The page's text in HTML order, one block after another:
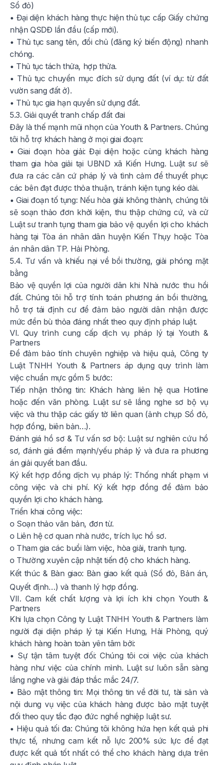
Sổ đỏ)
• Đại diện khách hàng thực hiện thủ tục cấp Giấy chứng
nhận QSDĐ lần đầu (cấp mới).
• Thủ tục sang tên, đổi chủ (đăng ký biến động) nhanh
chóng.
• Thủ tục tách thửa, hợp thửa.
• Thủ tục chuyển mục đích sử dụng đất (ví dụ: từ đất
vườn sang đất ở).
• Thủ tục gia hạn quyền sử dụng đất.
5.3. Giải quyết tranh chấp đất đai
Đây là thế mạnh mũi nhọn của Youth & Partners. Chúng
tôi hỗ trợ khách hàng ở mọi giai đoạn:
• Giai đoạn hòa giải: Đại diện hoặc cùng khách hàng
tham gia hòa giải tại UBND xã Kiến Hưng. Luật sư sẽ
đưa ra các căn cứ pháp lý và tình cảm để thuyết phục
các bên đạt được thỏa thuận, tránh kiện tụng kéo dài.
• Giai đoạn tố tụng: Nếu hòa giải không thành, chúng tôi
sẽ soạn thảo đơn khởi kiện, thu thập chứng cứ, và cử
Luật sư tranh tụng tham gia bảo vệ quyền lợi cho khách
hàng tại Tòa án nhân dân huyện Kiến Thụy hoặc Tòa
án nhân dân TP. Hải Phòng.
5.4. Tư vấn và khiếu nại về bồi thường, giải phóng mặt
bằng
Bảo vệ quyền lợi của người dân khi Nhà nước thu hồi
đất. Chúng tôi hỗ trợ tính toán phương án bồi thường,
hỗ trợ tái định cư để đảm bảo người dân nhận được
mức đền bù thỏa đáng nhất theo quy định pháp luật.
VI. Quy trình cung cấp dịch vụ pháp lý tại Youth &
Partners
Để đảm bảo tính chuyên nghiệp và hiệu quả, Công ty
Luật TNHH Youth & Partners áp dụng quy trình làm
việc chuẩn mực gồm 5 bước:
Tiếp nhận thông tin: Khách hàng liên hệ qua Hotline
hoặc đến văn phòng. Luật sư sẽ lắng nghe sơ bộ vụ
việc và thu thập các giấy tờ liên quan (ảnh chụp Sổ đỏ,
hợp đồng, biên bản…).
Đánh giá hồ sơ & Tư vấn sơ bộ: Luật sư nghiên cứu hồ
sơ, đánh giá điểm mạnh/yếu pháp lý và đưa ra phương
án giải quyết ban đầu.
Ký kết hợp đồng dịch vụ pháp lý: Thống nhất phạm vi
công việc và chi phí. Ký kết hợp đồng để đảm bảo
quyền lợi cho khách hàng.
Triển khai công việc:
o Soạn thảo văn bản, đơn từ.
o Liên hệ cơ quan nhà nước, trích lục hồ sơ.
o Tham gia các buổi làm việc, hòa giải, tranh tụng.
o Thường xuyên cập nhật tiến độ cho khách hàng.
Kết thúc & Bàn giao: Bàn giao kết quả (Sổ đỏ, Bản án,
Quyết định…) và thanh lý hợp đồng.
VII. Cam kết chất lượng và lợi ích khi chọn Youth &
Partners
Khi lựa chọn Công ty Luật TNHH Youth & Partners làm
người đại diện pháp lý tại Kiến Hưng, Hải Phòng, quý
khách hàng hoàn toàn yên tâm bởi:
• Sự tận tâm tuyệt đối: Chúng tôi coi việc của khách
hàng như việc của chính mình. Luật sư luôn sẵn sàng
lắng nghe và giải đáp thắc mắc 24/7.
• Bảo mật thông tin: Mọi thông tin về đời tư, tài sản và
nội dung vụ việc của khách hàng được bảo mật tuyệt
đối theo quy tắc đạo đức nghề nghiệp luật sư.
• Hiệu quả tối đa: Chúng tôi không hứa hẹn kết quả phi
thực tế, nhưng cam kết nỗ lực 200% sức lực để đạt
được kết quả tốt nhất có thể cho khách hàng dựa trên